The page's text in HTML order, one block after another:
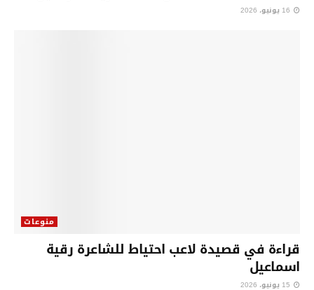
منوعات
قراءة في قصيدة لاعب احتياط للشاعرة رقية
اسماعيل